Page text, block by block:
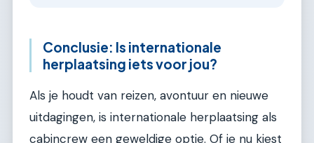
Conclusie: Is internationale
herplaatsing iets voor jou?
Als je houdt van reizen, avontuur en nieuwe
uitdagingen, is internationale herplaatsing als
cabincrew een geweldige optie. Of je nu kiest